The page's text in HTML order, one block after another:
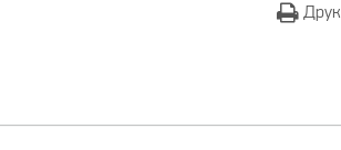
Друк